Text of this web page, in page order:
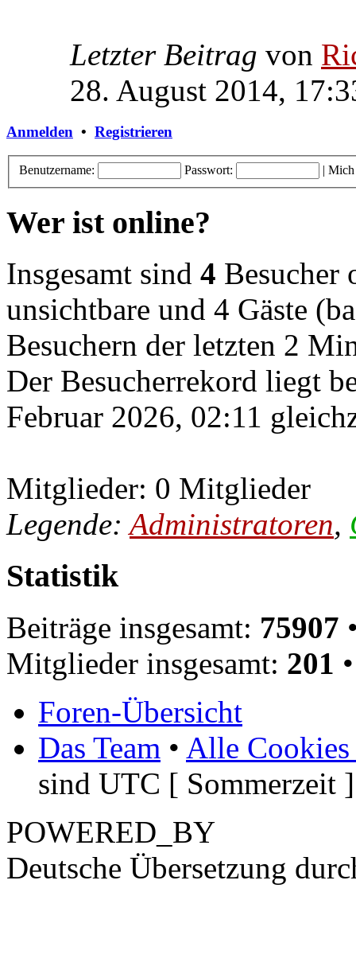
Letzter Beitrag von
28. August 2014,
Anmelden • Registrieren
Benutzername: Passwort: | Mich
Wer ist online?
Insgesamt sind 4 Besucher
unsichtbare und 4 Gäste
Besuchern der letzten 2
Der Besucherrekord liegt
Februar 2026, 02:11
Mitglieder: 0 Mitglieder
Legende:Administratoren,
Statistik
Beiträge insgesamt: 75907
Mitglieder insgesamt: 201
Foren-Übersicht
Das Team • Alle Cookies
sind UTC [ Sommerzeit ]
POWERED_BY
Deutsche Übersetzung